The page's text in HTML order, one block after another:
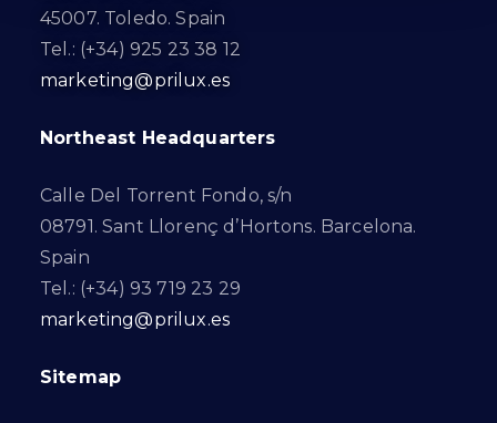
45007. Toledo. Spain
Tel.: (+34) 925 23 38 12
marketing@prilux.es
Northeast Headquarters
Calle Del Torrent Fondo, s/n
08791. Sant Llorenç d’Hortons. Barcelona.
Spain
Tel.: (+34) 93 719 23 29
marketing@prilux.es
Sitemap